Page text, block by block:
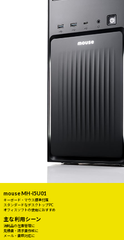
mouse MH-I5U01
キーボード・マウス標準付属
スタンダードなデスクトップPC
オフィスソフトの使用におすすめ
主な利用シーン
消耗品の在庫管理に
見積書・請求書作成に
メール・書類対応に